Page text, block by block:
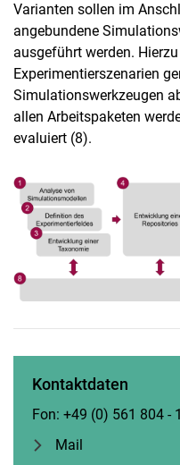
Varianten sollen im
angebundene
ausgeführt werden.
Experimentierszenarien
Simulationswerkzeugen
allen Arbeitspaketen
evaluiert (8).
Kontaktdaten
Fon: +49 (0) 561 804 -
Mail